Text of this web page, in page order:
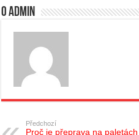
O admin
Předchozí
Proč je přeprava na paletách